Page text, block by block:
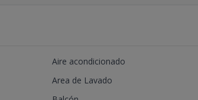
Aire acondicionado
Area de Lavado